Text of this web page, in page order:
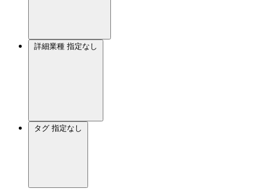
詳細業種 指定なし
タグ 指定なし